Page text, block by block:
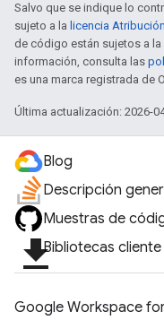
Salvo que se indique lo
sujeto a la licencia
de código están sujetos a la
información, consulta las
es una marca registrada de
Última actualización: 2026-
Blog
Descripción
Muestras de
file_downloadBibliotecas cliente
Google Workspace